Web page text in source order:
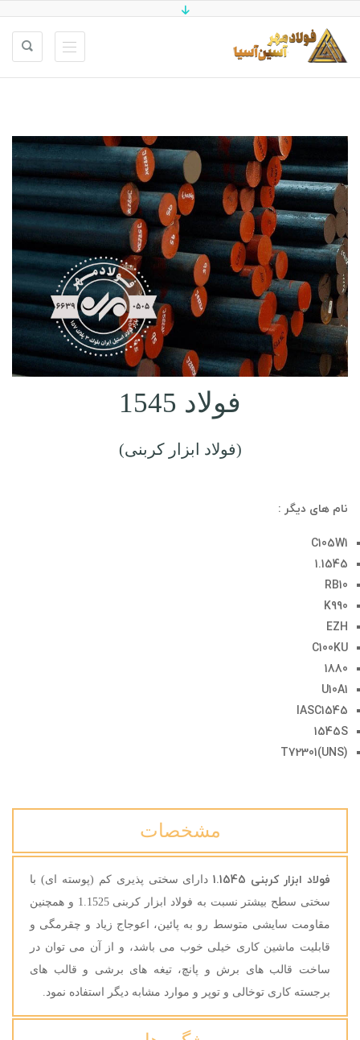
فولاد 1545
(فولاد ابزار کربنی)
نام های دیگر :
C105W1
1.1545
RB10
K990
EZH
C100KU
1880
U10A1
IASC1545
1545S
T72301(UNS)
مشخصات
فولاد ابزار کربنی 1.1545
دارای سختی پذیری کم (پوسته ای) با
سختی سطح بیشتر نسبت به فولاد ابزار کربنی 1.1525 و همچنین
مقاومت سایشی متوسط رو به پائین، اعوجاج زیاد و چقرمگی و
قابلیت ماشین کاری خیلی خوب می باشد، و از آن می توان در
ساخت قالب های برش و پانچ، تیغه های برشی و قالب های
برجسته کاری توخالی و توپر و موارد مشابه دیگر استفاده نمود.